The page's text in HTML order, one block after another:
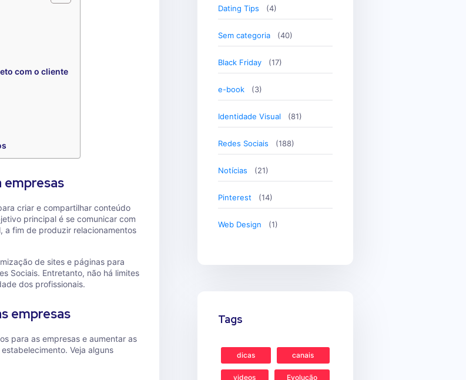
com o cliente
empresas
criar e compartilhar conteúdo
principal é se comunicar com
a fim de produzir relacionamentos
de sites e páginas para
Sociais. Entretanto, não há limites
dos profissionais.
empresas
para as empresas e aumentar as
Veja alguns
Dating Tips (4)
Sem categoria (40)
Black Friday (17)
e-book (3)
Identidade Visual (81)
Redes Sociais (188)
Notícias (21)
Pinterest (14)
Web Design (1)
Tags
dicas canais
videos Evolução